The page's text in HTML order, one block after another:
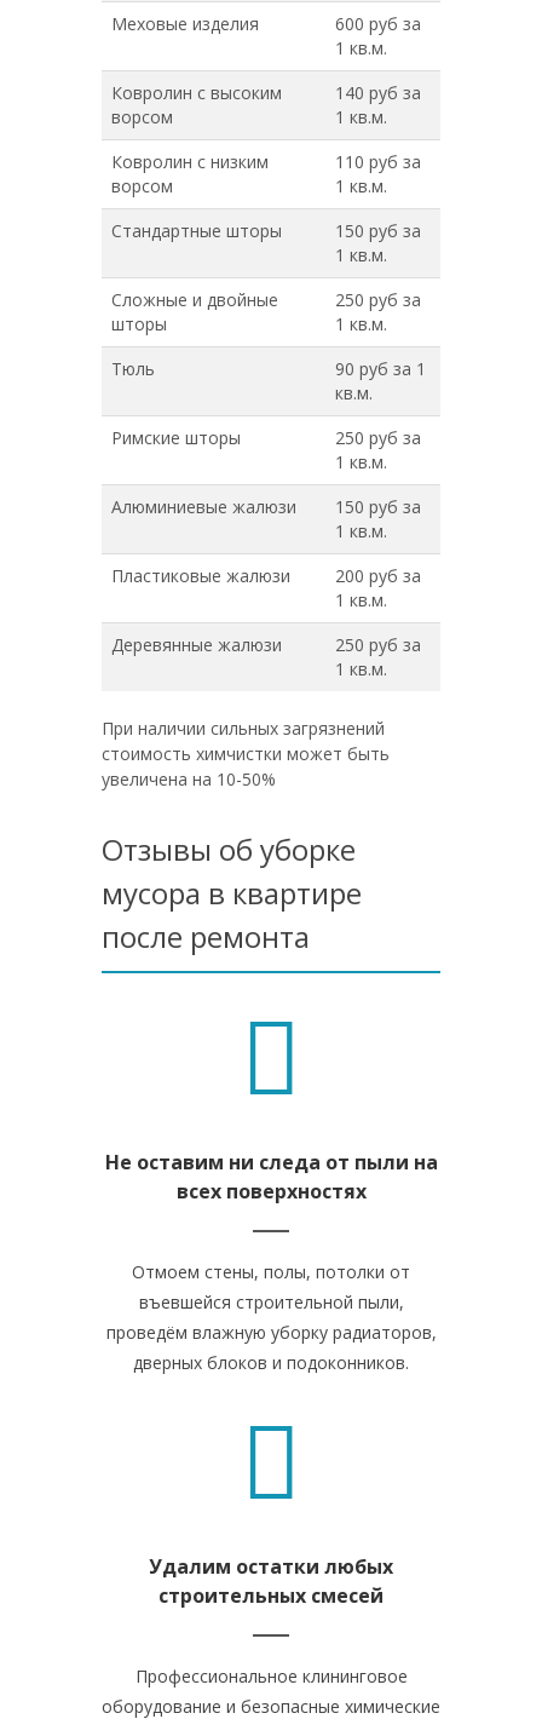
Меховые изделия
600 руб за
1 кв.м.
Ковролин с высоким
ворсом
140 руб за
1 кв.м.
Ковролин с низким
ворсом
110 руб за
1 кв.м.
Стандартные шторы
150 руб за
1 кв.м.
Сложные и двойные
шторы
250 руб за
1 кв.м.
Тюль
90 руб за 1
кв.м.
Римские шторы
250 руб за
1 кв.м.
Алюминиевые жалюзи
150 руб за
1 кв.м.
Пластиковые жалюзи
200 руб за
1 кв.м.
Деревянные жалюзи
250 руб за
1 кв.м.
При наличии сильных загрязнений
стоимость химчистки может быть
увеличена на 10-50%
Отзывы об уборке
мусора в квартире
после ремонта
Не оставим ни следа от пыли на
всех поверхностях
Отмоем стены, полы, потолки от
въевшейся строительной пыли,
проведём влажную уборку радиаторов,
дверных блоков и подоконников.
Удалим остатки любых
строительных смесей
Профессиональное клининговое
оборудование и безопасные химические